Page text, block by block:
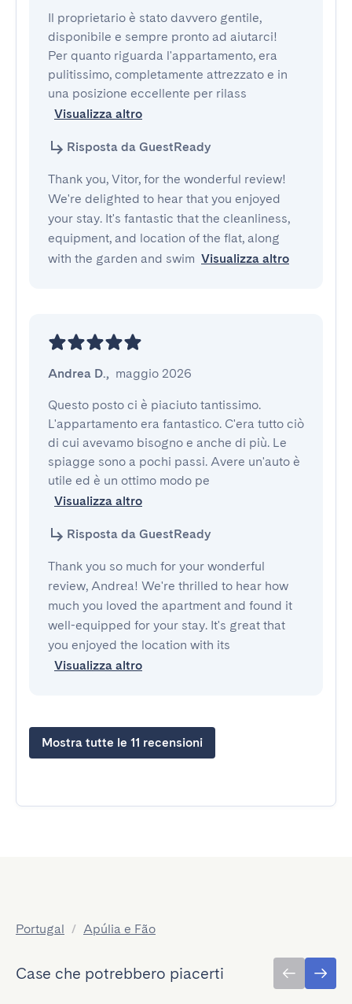
Il proprietario è stato davvero gentile,
disponibile e sempre pronto ad aiutarci!
Per quanto riguarda l'appartamento, era
pulitissimo, completamente attrezzato e in
una posizione eccellente per rilass
Visualizza altro
Risposta da GuestReady
Thank you, Vitor, for the wonderful review!
We're delighted to hear that you enjoyed
your stay. It's fantastic that the cleanliness,
equipment, and location of the flat, along
with the garden and swim Visualizza altro
Andrea D., maggio 2026
Questo posto ci è piaciuto tantissimo.
L'appartamento era fantastico. C'era tutto ciò
di cui avevamo bisogno e anche di più. Le
spiagge sono a pochi passi. Avere un'auto è
utile ed è un ottimo modo pe
Visualizza altro
Risposta da GuestReady
Thank you so much for your wonderful
review, Andrea! We're thrilled to hear how
much you loved the apartment and found it
well-equipped for your stay. It's great that
you enjoyed the location with its
Visualizza altro
Mostra tutte le 11 recensioni
Portugal / Apúlia e Fão
Case che potrebbero piacerti